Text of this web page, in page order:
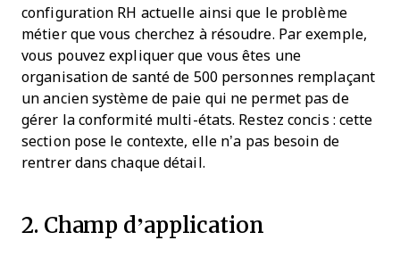
configuration RH actuelle ainsi que le problème
métier que vous cherchez à résoudre. Par exemple,
vous pouvez expliquer que vous êtes une
organisation de santé de 500 personnes remplaçant
un ancien système de paie qui ne permet pas de
gérer la conformité multi-états. Restez concis : cette
section pose le contexte, elle n’a pas besoin de
rentrer dans chaque détail.
2. Champ d’application